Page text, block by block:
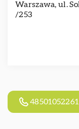
Warszawa, ul.
/253
48501052261